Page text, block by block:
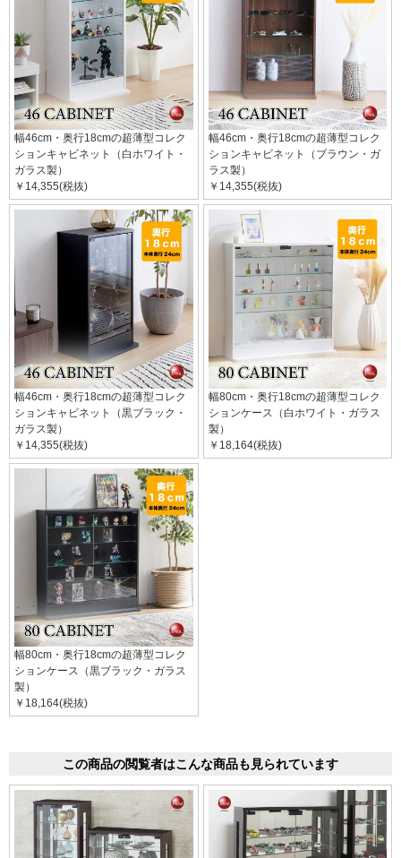
幅46cm・奥行18cmの超薄型コレク
ションキャビネット（白ホワイト・
ガラス製）
￥14,355(税抜)
幅46cm・奥行18cmの超薄型コレク
ションキャビネット（ブラウン・ガ
ラス製）
￥14,355(税抜)
幅46cm・奥行18cmの超薄型コレク
ションキャビネット（黒ブラック・
ガラス製）
￥14,355(税抜)
幅80cm・奥行18cmの超薄型コレク
ションケース（白ホワイト・ガラス
製）
￥18,164(税抜)
幅80cm・奥行18cmの超薄型コレク
ションケース（黒ブラック・ガラス
製）
￥18,164(税抜)
この商品の閲覧者はこんな商品も見られています